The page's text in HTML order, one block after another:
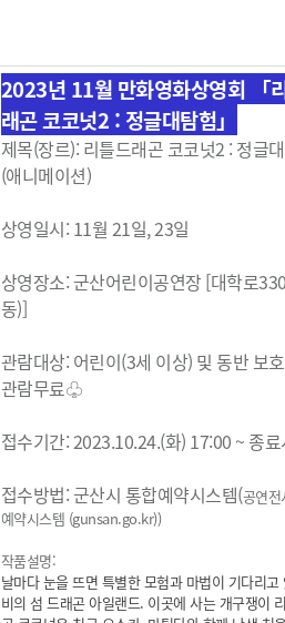
2023년 11월 만화영화상영회 「
래곤 코코넛2 : 정글대탐험」
제목(장르): 리틀드래곤 코코넛2 : 정글
(애니메이션)
상영일시: 11월 21일, 23일
상영장소: 군산어린이공연장 [대학로
동)]
관람대상: 어린이(3세 이상) 및 동반 보
관람무료♧
접수기간: 2023.10.24.(화) 17:00 ~ 종
접수방법: 군산시 통합예약시스템(공연
예약시스템 (gunsan.go.kr))
작품설명:
날마다 눈을 뜨면 특별한 모험과 마법이 기다리고
비의 섬 드래곤 아일랜드. 이곳에 사는 개구쟁이